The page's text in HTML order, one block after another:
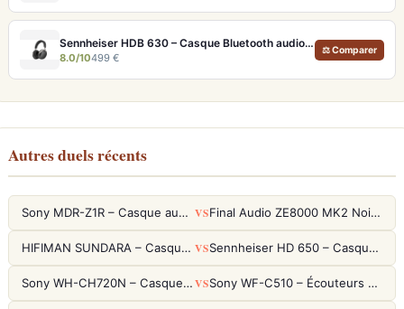
Sennheiser HDB 630 – Casque Bluetooth audiophile 60h avec ANC adaptative
8.0/10499 €
⚖ Comparer
Autres duels récents
Sony MDR-Z1R – Casque audiophile fermé haute résolution VS Final Audio ZE8000 MK2 Noir – Écouteurs True Wireless audiophiles 8K Sound
HIFIMAN SUNDARA – Casque Planar Magnetic Ouvert Over-Ear Audiophile VS Sennheiser HD 650 – Casque audiophile ouvert pour l'écoute analytique
Sony WH-CH720N – Casque ANC 35h, Ultra-léger (192g) avec Processeur V1 VS Sony WF-C510 – Écouteurs True Wireless compacts, autonomie 22h et multipoint